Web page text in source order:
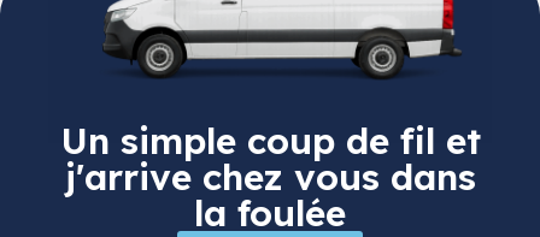
Un simple coup de fil et
j'arrive chez vous dans
la foulée